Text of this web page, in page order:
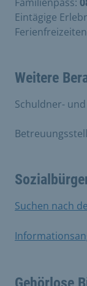
Eintägige
Weitere
Schuldner-
Suchen nach